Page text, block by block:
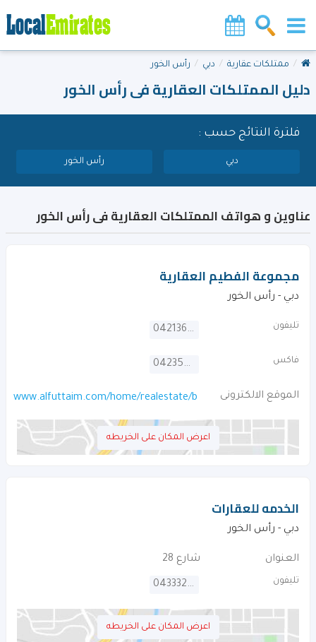
ممتلكات عقارية دبي رأس الخور
دليل الممتلكات العقارية فى رأس الخور
فلترة النتائج حسب :
دبي رأس الخور
عناوين و هواتف الممتلكات العقارية فى رأس الخور
مجموعة الفطيم العقارية
دبي - رأس الخور
تليفون 042136213
فاكس 042355550
الموقع الالكترونىwww.alfuttaim.com/home/realestate/brand/
اعرض المكان على الخريطه
الخدمه للعقارات
دبي - رأس الخور
العنوان شارع 28
تليفون 043332293
اعرض المكان على الخريطه